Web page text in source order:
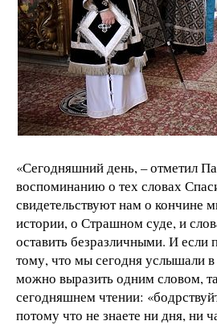
«Сегодняшний день, – отметил
воспоминанию о тех словах
свидетельствуют нам о кончине
истории, о Страшном суде, и
оставить безразличными. И если
тому, что мы сегодня услышали в
можно выразить одним словом,
сегодняшнем чтении:
потому что не знаете ни дня, ни